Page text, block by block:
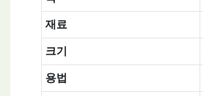
재료
크기
용법